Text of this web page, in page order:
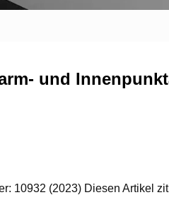
und
10932 (2023) Diesen Artikel